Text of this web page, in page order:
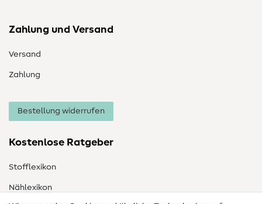
Zahlung und Versand
Versand
Zahlung
Bestellung widerrufen
Kostenlose Ratgeber
Stofflexikon
Nählexikon